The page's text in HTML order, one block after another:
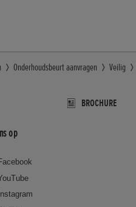
Onderhoudsbeurt aanvragen Veilig
BROCHURE
op
Instagram